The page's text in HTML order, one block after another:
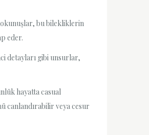
bu bilekliklerin
eder.
detayları gibi unsurlar,
hayatta casual
canlandırabilir veya cesur